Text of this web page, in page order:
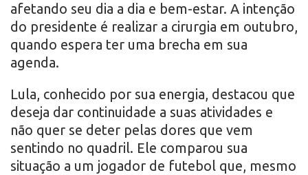
afetando seu dia a dia e bem-estar. A intenção
do presidente é realizar a cirurgia em outubro,
quando espera ter uma brecha em sua
agenda.
Lula, conhecido por sua energia, destacou que
deseja dar continuidade a suas atividades e
não quer se deter pelas dores que vem
sentindo no quadril. Ele comparou sua
situação a um jogador de futebol que, mesmo